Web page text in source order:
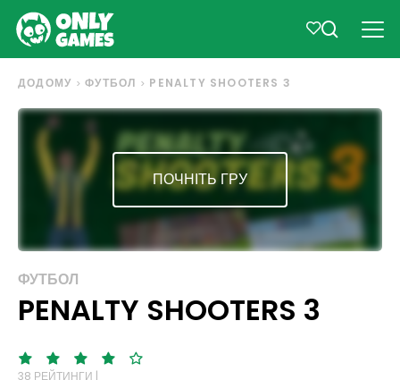
ДОДОМУ ФУТБОЛ PENALTY SHOOTERS 3
ПОЧНІТЬ ГРУ
ФУТБОЛ
PENALTY SHOOTERS 3
38 РЕЙТИНГИ |